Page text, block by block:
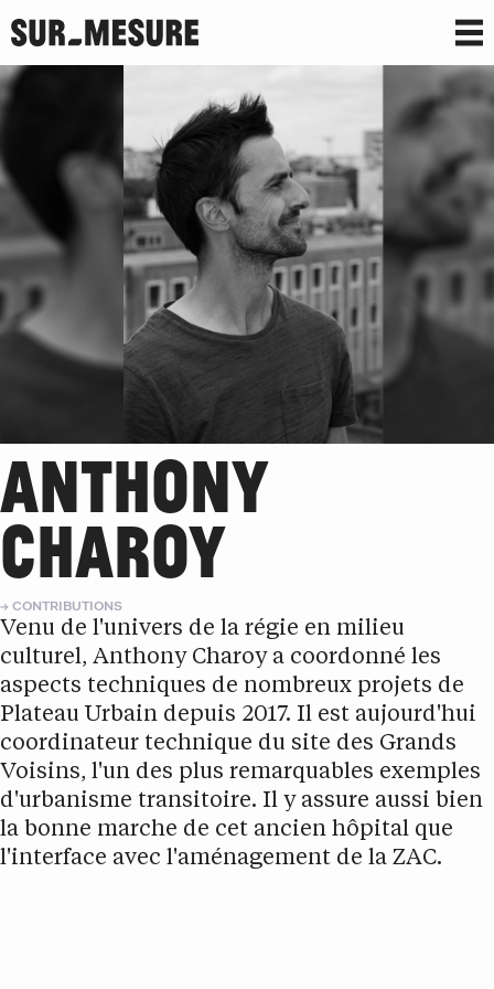
ANTHONY
CHAROY
CONTRIBUTIONS
Venu de l'univers de la régie en milieu
culturel, Anthony Charoy a coordonné les
aspects techniques de nombreux projets de
Plateau Urbain depuis 2017. Il est aujourd'hui
coordinateur technique du site des Grands
Voisins, l'un des plus remarquables exemples
d'urbanisme transitoire. Il y assure aussi bien
la bonne marche de cet ancien hôpital que
l'interface avec l'aménagement de la ZAC.